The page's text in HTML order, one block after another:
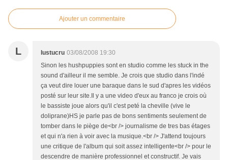
Ajouter un commentaire
L lustucru 03/08/2008 19:30
Sinon les hushpuppies sont en studio comme les stuck in the
sound d'ailleur il me semble. Je crois que studio dans l'indé
ça veut dire louer une baraque dans le sud d'apres les vidéos
posté sur leur site.Il y a une video d'eux au franco je crois où
le bassiste joue alors qu'il c'est peté la cheville (vive le
doliprane)HS je parle pas de bons sentiments seulement de
tomber dans le piège de<br /> journalisme de tres bas étages
et qui n'a rien à voir avec la musique.<br /> J'attend toujours
une critique de l'album qui soit assez intelligente<br /> pour le
descendre de manière professionnel et constructif. Je vais